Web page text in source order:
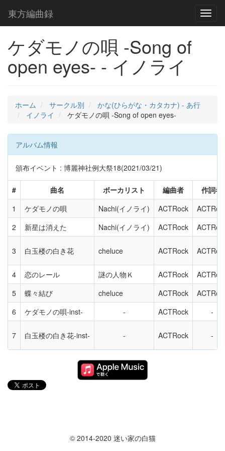
東方編曲録
ケダモノの唄 -Song of
open eyes- - イノライ
ホーム サークル別
かな(ひらがな・カタカナ) - あ行
イノライ
ケダモノの唄 -Song of open eyes-
アルバム情報
頒布イベント : 博麗神社例大祭18(2021/03/21)
# 曲名 ボーカリスト 編曲者
作詞者
1
ケダモノの唄 Nachi(イノライ) ACTRock
2
新星は消えた Nachi(イノライ) ACTRock
3 白玉楼の白き花 cheluce ACTRock
4 恋のレール 謎の人物Ｋ ACTRock
5
蝶々結び cheluce ACTRock
6
ケダモノの唄-inst- ACTRock
7 白玉楼の白き花-inst- ACTRock
© 2014-2020 迷い家の白猫